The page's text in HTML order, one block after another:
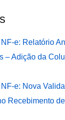
e: Relatório
– Adição da
e: Nova
Recebimento